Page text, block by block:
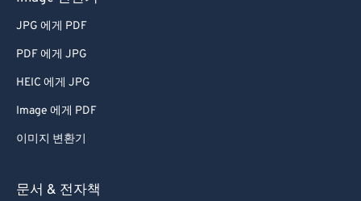
JPG 에게 PDF
PDF 에게 JPG
HEIC 에게 JPG
Image 에게 PDF
이미지 변환기
문서 & 전자책